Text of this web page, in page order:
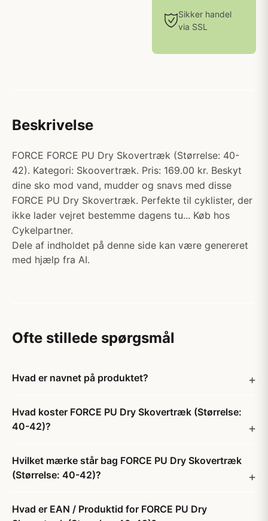
Sikker handel
via SSL
Beskrivelse
FORCE FORCE PU Dry Skovertræk (Størrelse: 40-
42). Kategori: Skoovertræk. Pris: 169.00 kr. Beskyt
dine sko mod vand, mudder og snavs med disse
FORCE PU Dry Skovertræk. Perfekte til cyklister, der
ikke lader vejret bestemme dagens tu... Køb hos
Cykelpartner.
Dele af indholdet på denne side kan være genereret
med hjælp fra AI.
Ofte stillede spørgsmål
Hvad er navnet på produktet?
Hvad koster FORCE PU Dry Skovertræk (Størrelse:
40-42)?
Hvilket mærke står bag FORCE PU Dry Skovertræk
(Størrelse: 40-42)?
Hvad er EAN / Produktid for FORCE PU Dry